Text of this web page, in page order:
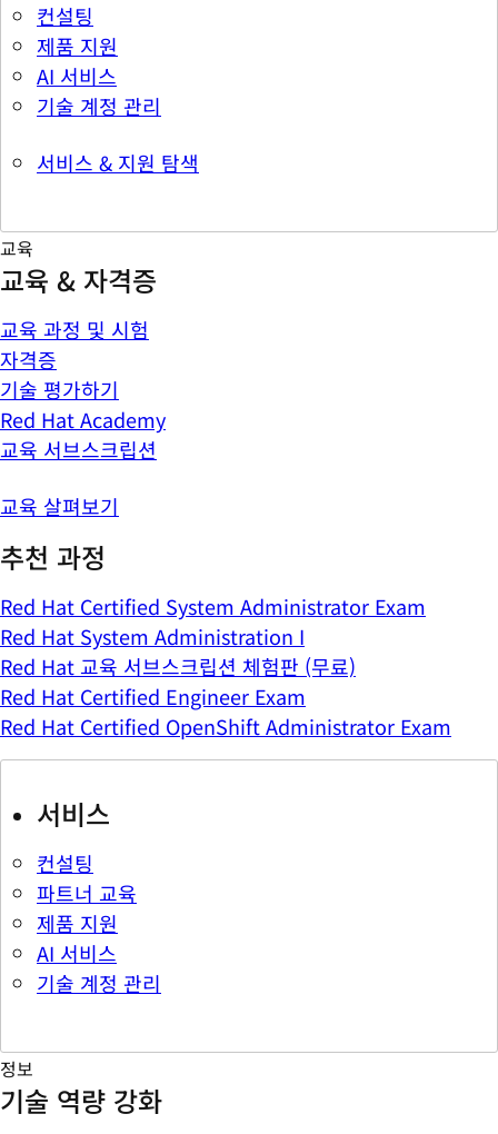
컨설팅
제품 지원
AI 서비스
기술 계정 관리
서비스 & 지원 탐색
교육
교육 & 자격증
교육 과정 및 시험
자격증
기술 평가하기
Red Hat Academy
교육 서브스크립션
교육 살펴보기
추천 과정
Red Hat Certified System Administrator Exam
Red Hat System Administration I
Red Hat 교육 서브스크립션 체험판 (무료)
Red Hat Certified Engineer Exam
Red Hat Certified OpenShift Administrator Exam
서비스
컨설팅
파트너 교육
제품 지원
AI 서비스
기술 계정 관리
정보
기술 역량 강화